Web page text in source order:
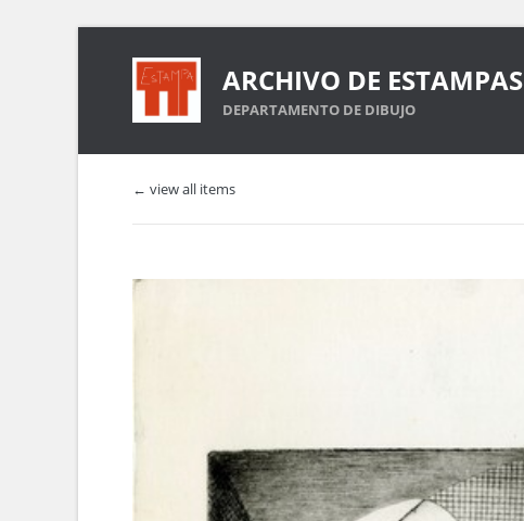
ARCHIVO DE ESTAMPAS
DEPARTAMENTO DE DIBUJO
← view all items